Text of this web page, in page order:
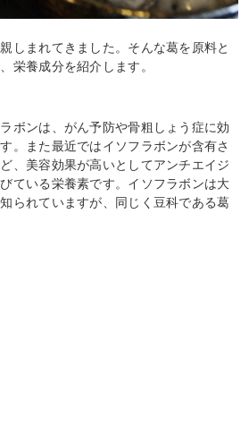
しまれてきました。そんな葛を原料と
栄養成分を紹介します。
ボンは、がん予防や骨粗しょう症に効
。また最近ではイソフラボンが含有さ
、美容効果が高いとしてアンチエイジ
ている栄養素です。イソフラボンは大
られていますが、同じく豆科である葛